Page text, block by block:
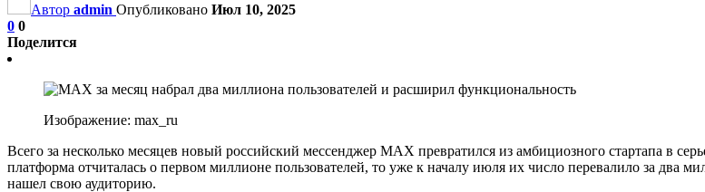
Автор admin Опубликовано Июл 10, 2025
0 0
Поделится
Изображение: max_ru
Всего за несколько месяцев новый российский мессенджер MAX превратился из амбициозного стартапа в
платформа отчиталась о первом миллионе пользователей, то уже к началу июля их число перевалило за
нашел свою аудиторию.